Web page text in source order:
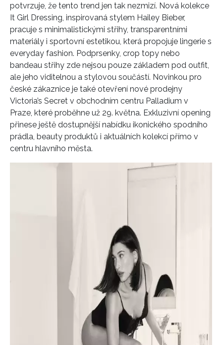
potvrzuje, že tento trend jen tak nezmizí. Nová kolekce
It Girl Dressing, inspirovaná stylem Hailey Bieber,
pracuje s minimalistickými střihy, transparentními
materiály i sportovní estetikou, která propojuje lingerie s
everyday fashion. Podprsenky, crop topy nebo
bandeau střihy zde nejsou pouze základem pod outfit,
ale jeho viditelnou a stylovou součástí. Novinkou pro
české zákaznice je také otevření nové prodejny
Victoria’s Secret v obchodním centru Palladium v
Praze, které proběhne už 29. května. Exkluzivní opening
přinese ještě dostupnější nabídku ikonického spodního
prádla, beauty produktů i aktuálních kolekcí přímo v
centru hlavního města.